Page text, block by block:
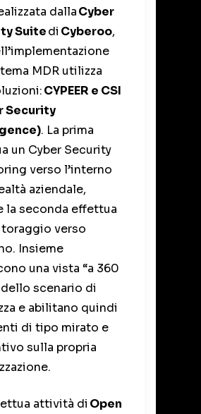
dallaCyber
Suitedi Cyberoo,
MDR utilizza
CYPEER e CSI
Security
. La prima
un Cyber Security
verso l’interno
aziendale,
la seconda effettua
verso
Insieme
una vista “a 360
scenario di
e abilitano quindi
di tipo mirato e
sulla propria
attività di Open